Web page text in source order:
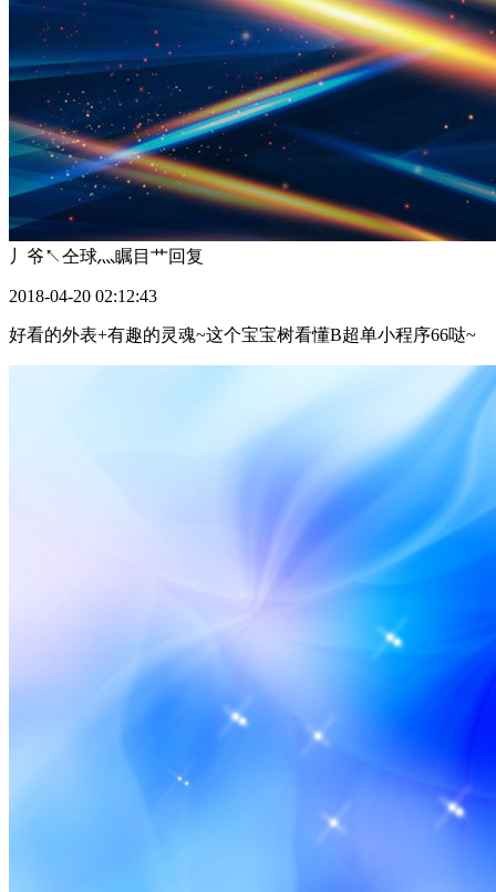
丿爷↖仝球灬瞩目艹回复
2018-04-20 02:12:43
好看的外表+有趣的灵魂~这个宝宝树看懂B超单小程序66哒~